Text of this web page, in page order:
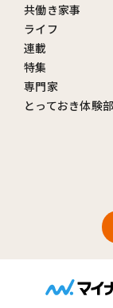
共働き家事
ライフ
連載
特集
専門家
とっておき体験部